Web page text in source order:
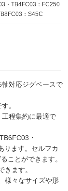
・TB4FC03：FC250
：S45C
対応ジグベースで
。
程集約に最適で
・
ります。セルフカ
ことができます。
きます。
様々なサイズや形